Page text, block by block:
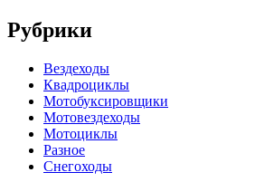
Рубрики
Вездеходы
Квадроциклы
Мотобуксировщики
Мотовездеходы
Мотоциклы
Разное
Снегоходы